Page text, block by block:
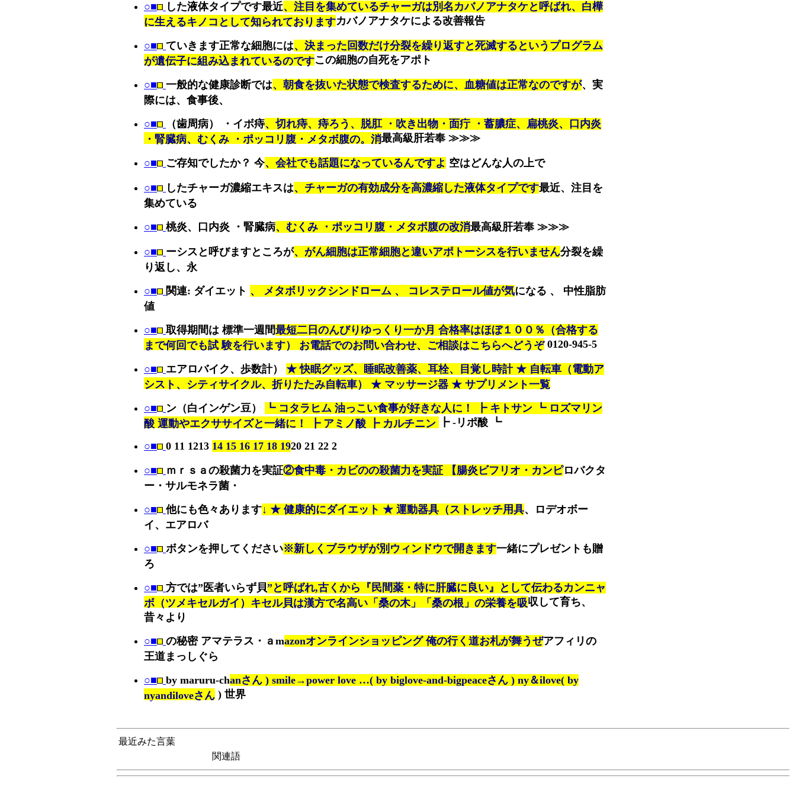
○■ した液体タイプです最近、注目を集めているチャーガは別名カバノアナタケと呼ばれ、白樺
に生えるキノコとして知られておりますカバノアナタケによる改善報告
○■ ていきます正常な細胞には、決まった回数だけ分裂を繰り返すと死滅するというプログラム
が遺伝子に組み込まれているのですこの細胞の自死をアポト
○■ 一般的な健康診断では、朝食を抜いた状態で検査するために、血糖値は正常なのですが、実
際には、食事後、
○■ （歯周病） ・イボ痔、切れ痔、痔ろう、脱肛 ・吹き出物・面疔 ・蓄膿症、扁桃炎、口内炎
・腎臓病、むくみ ・ポッコリ腹・メタボ腹の。消最高級肝若奉 ≫≫≫
○■ ご存知でしたか？ 今、会社でも話題になっているんですよ 空はどんな人の上で
○■ したチャーガ濃縮エキスは、チャーガの有効成分を高濃縮した液体タイプです最近、注目を
集めている
○■ 桃炎、口内炎 ・腎臓病、むくみ ・ポッコリ腹・メタボ腹の改消最高級肝若奉 ≫≫≫
○■ ーシスと呼びますところが、がん細胞は正常細胞と違いアポトーシスを行いません分裂を繰
り返し、永
○■ 関連: ダイエット 、 メタボリックシンドローム 、 コレステロール値が気になる 、 中性脂肪
値
○■ 取得期間は 標準一週間最短二日のんびりゆっくり一か月 合格率はほぼ１００％（合格する
まで何回でも試 験を行います） お電話でのお問い合わせ、ご相談はこちらへどうぞ0120-945-5
○■ エアロバイク、歩数計） ★ 快眠グッズ、睡眠改善薬、耳栓、目覚し時計 ★ 自転車（電動ア
シスト、シティサイクル、折りたたみ自転車） ★ マッサージ器 ★ サプリメント一覧
○■ ン（白インゲン豆） ┗ コタラヒム 油っこい食事が好きな人に！ ┣ キトサン ┗ ロズマリン
酸 運動やエクササイズと一緒に！ ┣ アミノ酸 ┣ カルチニン
┣ -リポ酸 ┗
○■
0 11 1213 14 15 16 17 18 1920 21 22 2
○■ ｍｒｓａの殺菌力を実証②食中毒・カビのの殺菌力を実証 【腸炎ビフリオ・カンピロバクタ
ー・サルモネラ菌・
○■ 他にも色々あります↓ ★ 健康的にダイエット ★ 運動器具（ストレッチ用具、ロデオボー
イ、エアロバ
○■ ボタンを押してください※新しくブラウザが別ウィンドウで開きます一緒にプレゼントも贈
ろ
○■ 方では”医者いらず貝”と呼ばれ,古くから『民間薬・特に肝臓に良い』として伝わるカンニャ
ボ（ツメキセルガイ）キセル貝は漢方で名高い「桑の木」「桑の根」の栄養を吸収して育ち、
昔々より
○■ の秘密 アマテラス・ａmazonオンラインショッピング 俺の行く道お札が舞うぜアフィリの
王道まっしぐら
○■ by maruru-chanさん ) smile→power love …( by biglove-and-bigpeaceさん ) ny＆ilove( by
nyandiloveさん ) 世界
最近みた言葉
関連語